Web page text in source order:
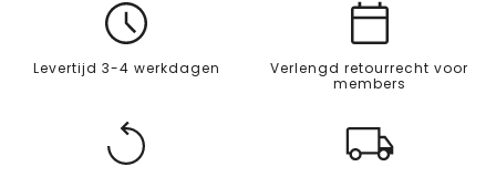
Levertijd 3-4 werkdagen
Verlengd retourrecht voor
members